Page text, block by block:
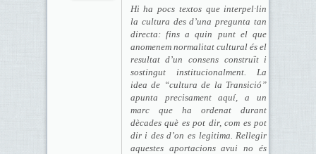
Hi ha pocs textos que interpel·lin
la cultura des d’una pregunta tan
directa: fins a quin punt el que
anomenem normalitat cultural és el
resultat d’un consens construït i
sostingut institucionalment. La
idea de “cultura de la Transició”
apunta precisament aquí, a un
marc que ha ordenat durant
dècades què es pot dir, com es pot
dir i des d’on es legitima. Rellegir
aquestes aportacions avui no és